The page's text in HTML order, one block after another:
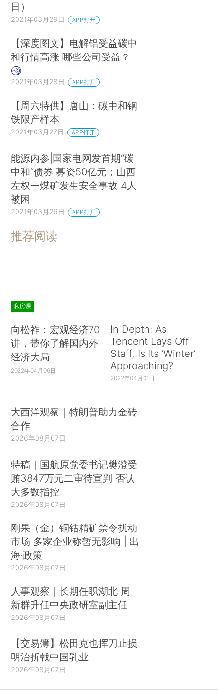
日）
2021年03月29日 APP打开
【深度图文】电解铝受益碳中
和行情高涨 哪些公司受益？
2021年03月28日 APP打开
【周六特供】唐山：碳中和钢
铁限产样本
2021年03月27日 APP打开
能源内参|国家电网发首期“碳
中和”债券 募资50亿元；山西
左权一煤矿发生安全事故 4人
被困
2021年03月26日 APP打开
推荐阅读
私房课
向松祚：宏观经济70
讲，带你了解国内外
经济大局
2022年04月06日
In Depth: As
Tencent Lays Off
Staff, Is Its ‘Winter’
Approaching?
2022年04月01日
大西洋观察｜特朗普助力金砖
合作
2026年08月07日
特稿｜国航原党委书记樊澄受
贿3847万元二审待宣判 否认
大多数指控
2026年08月07日
刚果（金）铜钴精矿禁令扰动
市场 多家企业称暂无影响 | 出
海·政策
2026年08月07日
人事观察｜长期任职湖北 周
新群升任中央政研室副主任
2026年08月07日
【交易簿】松田克也挥刀止损
明治折戟中国乳业
2026年08月07日